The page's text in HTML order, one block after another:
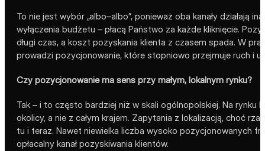
To nie jest wybór „albo–albo”, ponieważ oba kanały działają
wyłączenia budżetu – płacą Państwo za każde kliknięcie.
długi czas, a koszt pozyskania klienta z czasem spada. W
prowadzi pozycjonowanie, które stopniowo przejmuje ruch i
Czy pozycjonowanie ma sens przy małym, lokalnym rynku?
Tak – i to często bardziej niż w skali ogólnopolskiej. Na
okolicy, a nie z całym krajem. Zapytania z lokalizacją, choć
tu i teraz. Nawet niewielka liczba wysoko pozycjonowanych
opłacalny kanał pozyskiwania klientów.